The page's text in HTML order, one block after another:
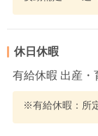
休日休暇
有給休暇 出産・
※有給休暇：所